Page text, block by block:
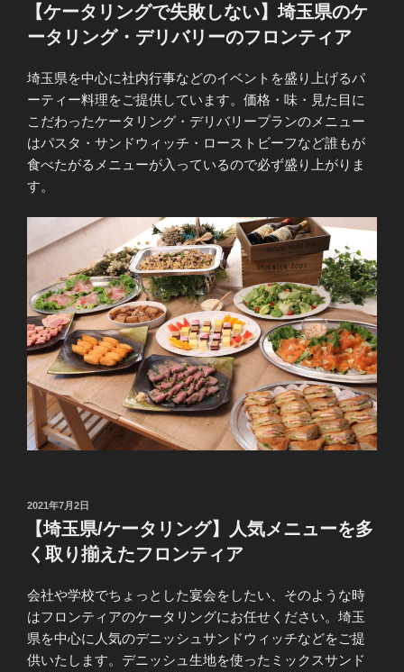
日:【ケータリングで失敗しない】埼玉県のケ
ータリング・デリバリーのフロンティア
埼玉県を中心に社内行事などのイベントを盛り上げるパ
ーティー料理をご提供しています。価格・味・見た目に
こだわったケータリング・デリバリープランのメニュー
はパスタ・サンドウィッチ・ローストビーフなど誰もが
食べたがるメニューが入っているので必ず盛り上がりま
す。
投
日:
2021年7月2日
【埼玉県/ケータリング】人気メニューを多
く取り揃えたフロンティア
会社や学校でちょっとした宴会をしたい、そのような時
はフロンティアのケータリングにお任せください。埼玉
県を中心に人気のデニッシュサンドウィッチなどをご提
供いたします。デニッシュ生地を使ったミックスサンド